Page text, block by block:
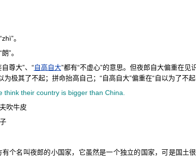
。
”。
尊大”、“自高自大”都有“不虚心”的意思。但夜郎自大偏重在见
为极其了不起；拼命抬高自己；“自高自大”偏重在“自以为了不起
think their country is bigger than China.
吹牛皮
个名叫夜郎的小国家，它虽然是一个独立的国家，可是国土